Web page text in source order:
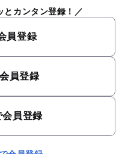
カンタン登録！
員登録
員登録
員登録